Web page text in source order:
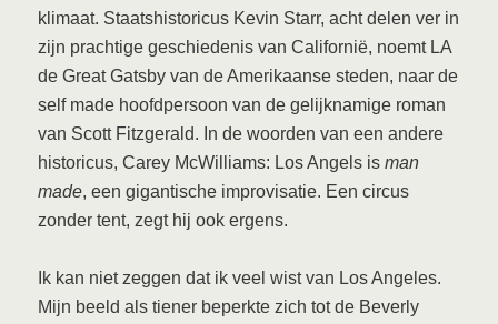
klimaat. Staatshistoricus Kevin Starr, acht delen ver in
zijn prachtige geschiedenis van Californië, noemt LA
de Great Gatsby van de Amerikaanse steden, naar de
self made hoofdpersoon van de gelijknamige roman
van Scott Fitzgerald. In de woorden van een andere
historicus, Carey McWilliams: Los Angels isman
made, een gigantische improvisatie. Een circus
zonder tent, zegt hij ook ergens.
Ik kan niet zeggen dat ik veel wist van Los Angeles.
Mijn beeld als tiener beperkte zich tot de Beverly